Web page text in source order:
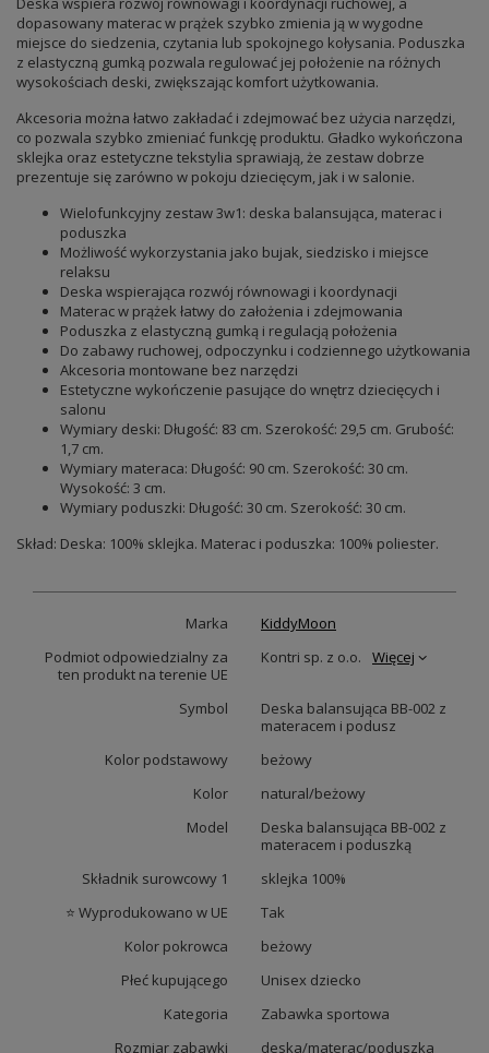
dopasowany materac w prążek szybko zmienia ją w wygodne
miejsce do siedzenia, czytania lub spokojnego kołysania. Poduszka
z elastyczną gumką pozwala regulować jej położenie na różnych
wysokościach deski, zwiększając komfort użytkowania.
Akcesoria można łatwo zakładać i zdejmować bez użycia narzędzi,
co pozwala szybko zmieniać funkcję produktu. Gładko wykończona
sklejka oraz estetyczne tekstylia sprawiają, że zestaw dobrze
prezentuje się zarówno w pokoju dziecięcym, jak i w salonie.
Wielofunkcyjny zestaw 3w1: deska balansująca, materac i
poduszka
Możliwość wykorzystania jako bujak, siedzisko i miejsce
relaksu
Deska wspierająca rozwój równowagi i koordynacji
Materac w prążek łatwy do założenia i zdejmowania
Poduszka z elastyczną gumką i regulacją położenia
Do zabawy ruchowej, odpoczynku i codziennego użytkowania
Akcesoria montowane bez narzędzi
Estetyczne wykończenie pasujące do wnętrz dziecięcych i
salonu
Wymiary deski: Długość: 83 cm. Szerokość: 29,5 cm. Grubość:
1,7 cm.
Wymiary materaca: Długość: 90 cm. Szerokość: 30 cm.
Wysokość: 3 cm.
Wymiary poduszki: Długość: 30 cm. Szerokość: 30 cm.
Skład: Deska: 100% sklejka. Materac i poduszka: 100% poliester.
Marka
KiddyMoon
Podmiot odpowiedzialny za
ten produkt na terenie UE
Kontri sp. z o.o. Więcej
Symbol
Deska balansująca BB-002 z
materacem i podusz
Kolor podstawowy
beżowy
Kolor
natural/beżowy
Model
Deska balansująca BB-002 z
materacem i poduszką
Składnik surowcowy 1
sklejka 100%
⭐ Wyprodukowano w UE
Tak
Kolor pokrowca
beżowy
Płeć kupującego
Unisex dziecko
Kategoria
Zabawka sportowa
Rozmiar zabawki
deska/materac/poduszka